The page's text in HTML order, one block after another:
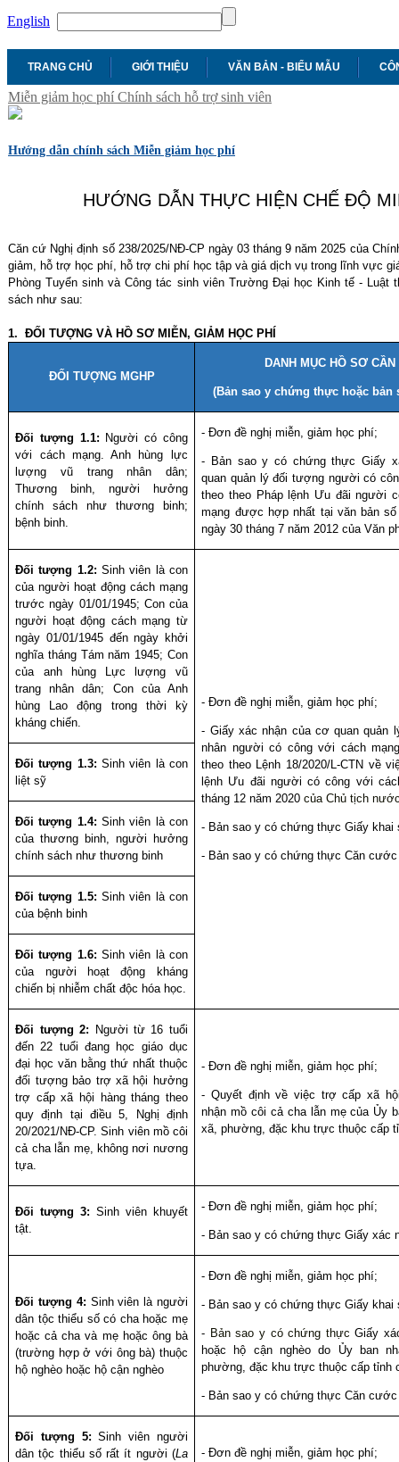
English
TRANG CHỦ GIỚI THIỆU VĂN BẢN - BIỂU MẪU
Miễn giảm học phí Chính sách hỗ trợ sinh viên
Hướng dẫn chính sách Miễn giảm học phí
HƯỚNG DẪN THỰC HIỆN CHẾ ĐỘ
Căn cứ Nghị định số 238/2025/NĐ-CP ngày 03 tháng 9 năm 2025 của
giảm, hỗ trợ học phí, hỗ trợ chi phí học tập và giá dịch vụ trong lĩnh vực
Phòng Tuyển sinh và Công tác sinh viên Trường Đại học Kinh tế - Luật
sách như sau:
1. ĐỐI TƯỢNG VÀ HỒ SƠ MIỄN, GIẢM HỌC PHÍ
ĐỐI TƯỢNG MGHP
DANH MỤC HỒ SƠ CẦN
(Bản sao y chứng thực hoặc bản
Đối tượng 1.1: Người có công
với cách mạng. Anh hùng lực
lượng vũ trang nhân dân;
Thương binh, người hưởng
chính sách như thương binh;
bệnh binh.
- Đơn đề nghị miễn, giảm học phí;
- Bản sao y có chứng thựcGiấy
quan quản lý đối tượng người có
theo theo Pháp lệnh Ưu đãi người
mạng được hợp nhất tại văn bản số
ngày 30 tháng 7 năm 2012 của Văn
Đối tượng 1.2: Sinh viên là con
của người hoạt động cách mạng
trước ngày 01/01/1945; Con của
người hoạt động cách mạng từ
ngày 01/01/1945 đến ngày khởi
nghĩa tháng Tám năm 1945; Con
của anh hùng Lực lượng vũ
trang nhân dân; Con của Anh
hùng Lao động trong thời kỳ
kháng chiến.
- Đơn đề nghị miễn, giảm học phí;
- Giấy xác nhận của cơ quan quản
nhân người có công với cách
theo theo Lệnh 18/2020/L-CTN về
lệnh Ưu đãi người có công với
tháng 12 năm 2020của Chủ tịch
- Bản sao y có chứng thực Giấy khai
- Bản sao y có chứng thực Căn cước
Đối tượng 1.3: Sinh viên là con
liệt sỹ
Đối tượng 1.4: Sinh viên là con
của thương binh, người hưởng
chính sách như thương binh
Đối tượng 1.5: Sinh viên là con
của bệnh binh
Đối tượng 1.6: Sinh viên là con
của người hoạt động kháng
chiến bị nhiễm chất độc hóa học.
Đối tượng 2: Người từ 16 tuổi
đến 22 tuổi đang học giáo dục
đại học văn bằng thứ nhất thuộc
đối tượng bảo trợ xã hội hưởng
trợ cấp xã hội hàng tháng theo
quy định tại điều 5, Nghị định
20/2021/NĐ-CP. Sinh viên mồ côi
cả cha lẫn mẹ, không nơi nương
tựa.
- Đơn đề nghị miễn, giảm học phí;
- Quyết định về việc trợ cấp xã
nhận mồ côi cả cha lẫn mẹ của Ủy
xã, phường, đặc khu trực thuộc cấp
Đối tượng 3: Sinh viên khuyết
tật.
- Đơn đề nghị miễn, giảm học phí;
- Bản sao y có chứng thựcGiấy xác
Đối tượng 4: Sinh viên là người
dân tộc thiểu số có cha hoặc mẹ
hoặc cả cha và mẹ hoặc ông bà
(trường hợp ở với ông bà) thuộc
hộ nghèo hoặc hộ cận nghèo
- Đơn đề nghị miễn, giảm học phí;
- Bản sao y có chứng thựcGiấy khai
- Bản sao y có chứng thựcGiấy
hoặc hộ cận nghèo do Ủy ban
phường, đặc khu trực thuộc cấp tỉnh
- Bản sao y có chứng thực Căn cước
Đối tượng 5:Sinh viên người
dân tộc thiểu số rất ít người (La
- Đơn đề nghị miễn, giảm học phí;